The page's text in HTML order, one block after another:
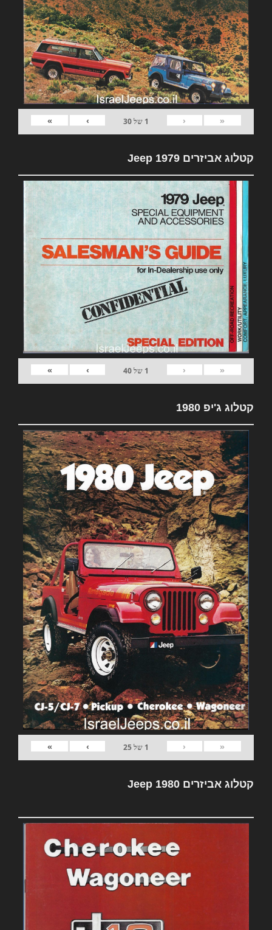
«
‹
1 של30
›
»
קטלוג אביזרים 1979 Jeep
«
‹
1 של40
›
»
קטלוג ג'יפ 1980
«
‹
1 של25
›
»
קטלוג אביזרים Jeep 1980